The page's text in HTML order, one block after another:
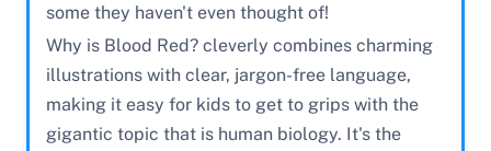
some they haven't even thought of!
Why is Blood Red? cleverly combines charming
illustrations with clear, jargon-free language,
making it easy for kids to get to grips with the
gigantic topic that is human biology. It's the